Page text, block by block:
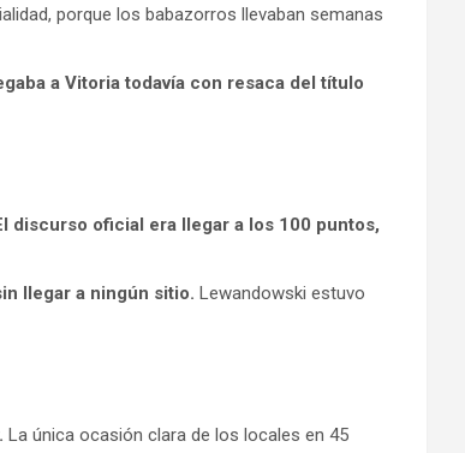
porque los babazorros llevaban semanas
a Vitoria todavía con resaca del título
discurso oficial era llegar a los 100 puntos,
llegar a ningún sitio. Lewandowski estuvo
La única ocasión clara de los locales en 45